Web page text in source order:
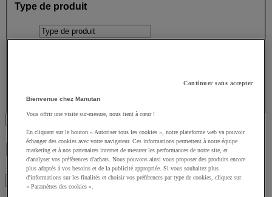
Type de produit
Valeur facette Disques abrasifs(2) Disques abrasifs
)
Abrasif non tissé
Ponceuse Makita 150Mm
Filtres10
Continuer sans accepter
Bienvenue chez Manutan
Vous offrir une visite sur-mesure, nous tient à cœur !
En cliquant sur le bouton « Autoriser tous les cookies », notre plateforme web va pouvoir
échanger des cookies avec votre navigateur. Ces informations permettent à notre équipe
marketing et à nos partenaires internet de mesurer les performances de notre site, et
d'analyser vos préférences d'achats. Nous pouvons ainsi vous proposer des produits encore
plus adaptés à vos besoins et de la publicité appropriée. Si vous souhaitez plus
d'informations sur les finalités et choisir vos préférences par type de cookies, cliquez sur
« Paramètres des cookies ».